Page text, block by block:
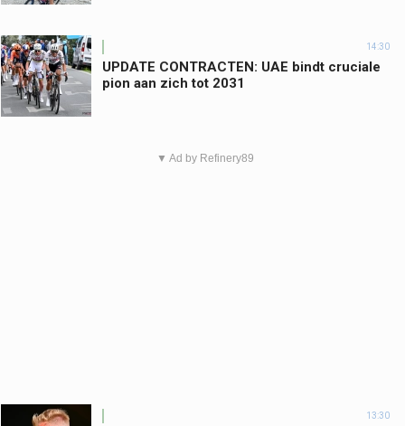
14:30
UPDATE CONTRACTEN: UAE bindt cruciale
pion aan zich tot 2031
▼ Ad by Refinery89
13:30